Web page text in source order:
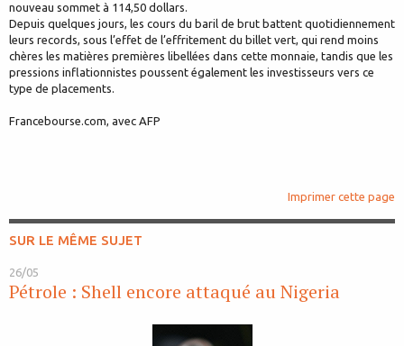
nouveau sommet à 114,50 dollars.
Depuis quelques jours, les cours du baril de brut battent quotidiennement
leurs records, sous l’effet de l’effritement du billet vert, qui rend moins
chères les matières premières libellées dans cette monnaie, tandis que les
pressions inflationnistes poussent également les investisseurs vers ce
type de placements.
Francebourse.com, avec AFP
Imprimer cette page
SUR LE MÊME SUJET
26/05
Pétrole : Shell encore attaqué au Nigeria